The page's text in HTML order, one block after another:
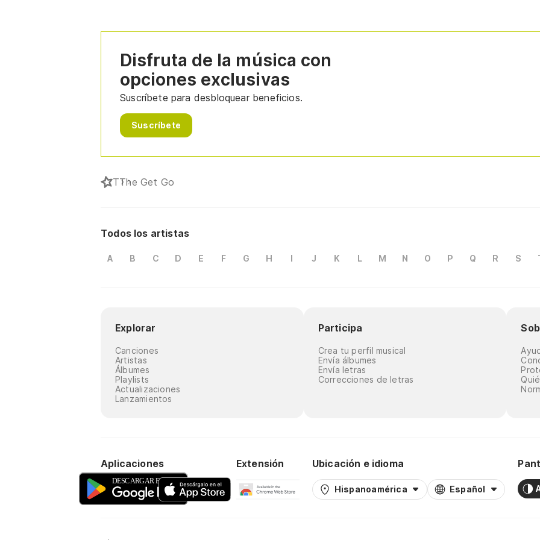
Disfruta de la música con
opciones exclusivas
Suscríbete para desbloquear beneficios.
Suscríbete
TThe Get Go
Todos los artistas
A B C D E F G H I J K L M N O P Q R S
Explorar
Canciones
Artistas
Álbumes
Playlists
Actualizaciones
Lanzamientos
Participa
Crea tu perfil musical
Envía álbumes
Envía letras
Correcciones de letras
Aplicaciones Extensión Ubicación e idioma
Hispanoamérica Español